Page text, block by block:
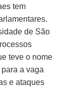
tem
de São
teve o nome
para a vaga
e ataques